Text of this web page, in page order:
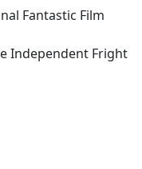
Fantastic Film
Independent Fright